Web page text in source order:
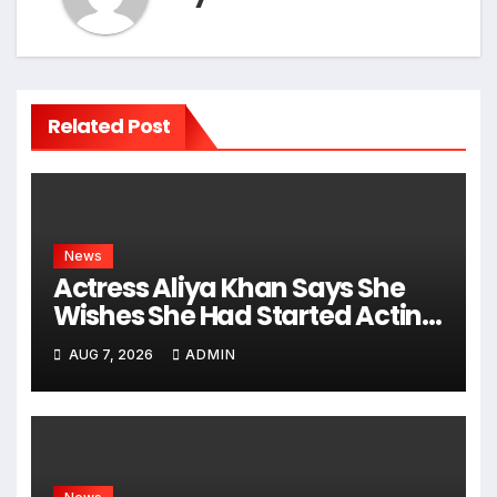
Related Post
News
Actress Aliya Khan Says She
Wishes She Had Started Acting
Earlier
AUG 7, 2026 ADMIN